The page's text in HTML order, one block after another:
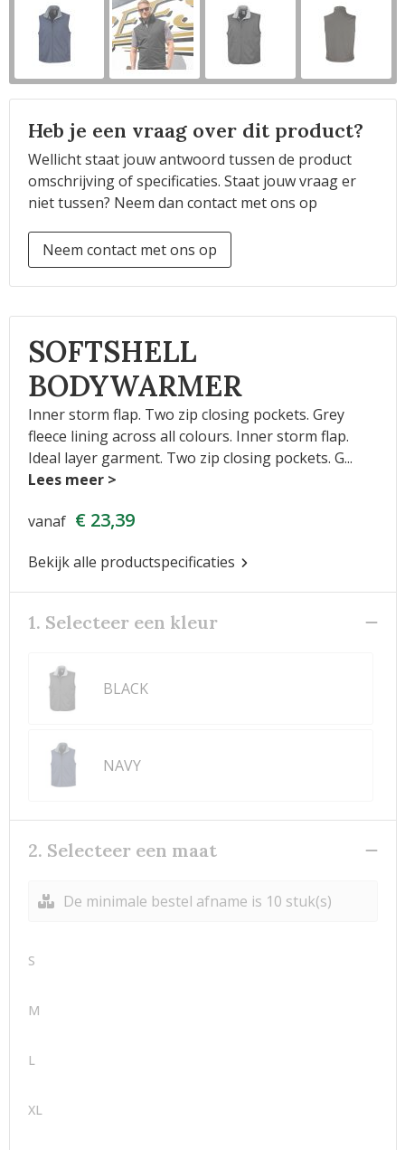
Heb je een vraag over dit product?
Wellicht staat jouw antwoord tussen de product
omschrijving of specificaties. Staat jouw vraag er
niet tussen? Neem dan contact met ons op
Neem contact met ons op
SOFTSHELL
BODYWARMER
Inner storm flap. Two zip closing pockets. Grey
fleece lining across all colours. Inner storm flap.
Ideal layer garment. Two zip closing pockets. G...
vanaf € 23,39
Bekijk alle productspecificaties
1. Selecteer een kleur
BLACK
NAVY
2. Selecteer een maat
De minimale bestel afname is 10 stuk(s)
S
M
L
XL